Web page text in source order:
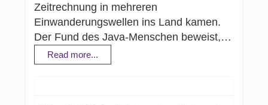
Zeitrechnung in mehreren
Einwanderungswellen ins Land kamen.
Der Fund des Java-Menschen beweist,…
Read more...